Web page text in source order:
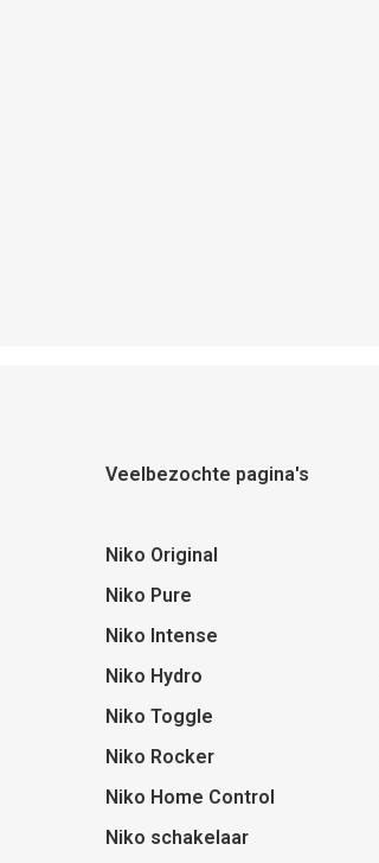
Veelbezochte pagina's
Niko Original
Niko Pure
Niko Intense
Niko Hydro
Niko Toggle
Niko Rocker
Niko Home Control
Niko schakelaar